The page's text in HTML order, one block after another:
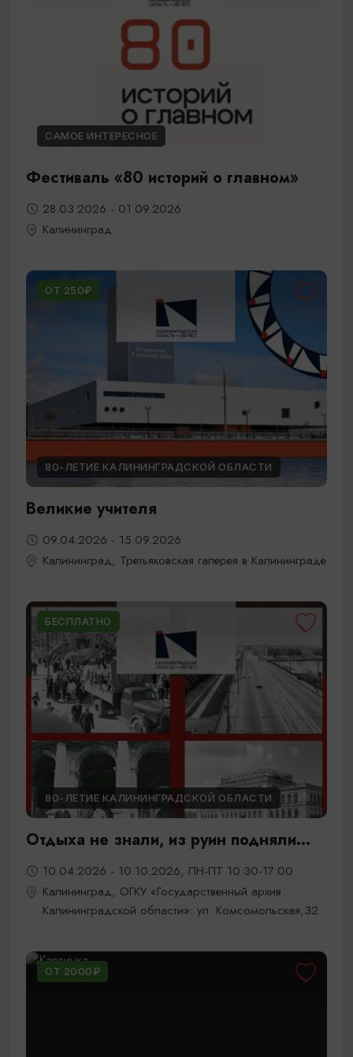
САМОЕ ИНТЕРЕСНОЕ
Фестиваль «80 историй о главном»
28.03.2026 - 01.09.2026
Калининград
ОТ 250₽
80-ЛЕТИЕ КАЛИНИНГРАДСКОЙ ОБЛАСТИ
Великие учителя
09.04.2026 - 15.09.2026
Калининград, Третьяковская галерея в Калининграде
БЕСПЛАТНО
80-ЛЕТИЕ КАЛИНИНГРАДСКОЙ ОБЛАСТИ
Отдыха не знали, из руин подняли...
10.04.2026 - 10.10.2026, ПН-ПТ 10:30-17:00
Калининград, ОГКУ «Государственный архив
Калининградской области»: ул. Комсомольская,32.
ОТ 2000₽